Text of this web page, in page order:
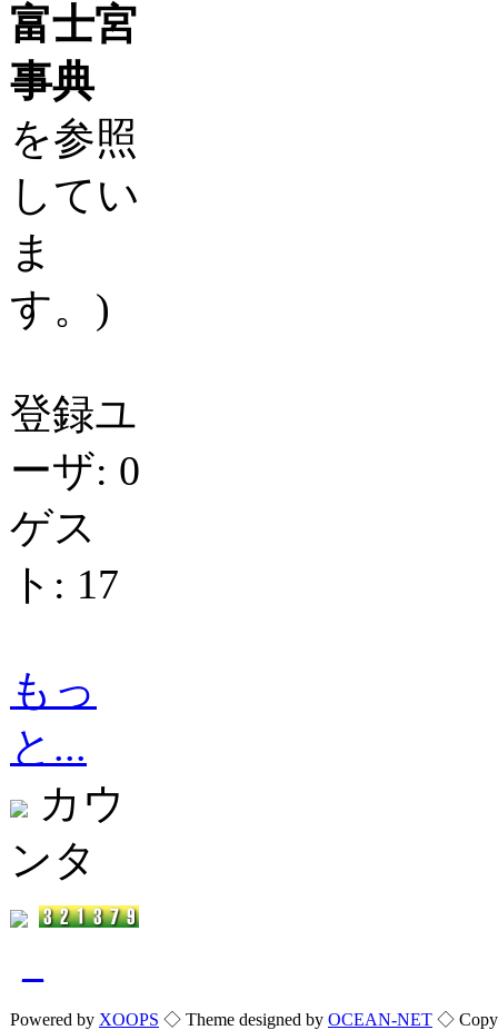
富士宮
事典
を参照
してい
ま
す。)
登録ユ
ーザ: 0
ゲス
ト: 17
もっ
と...
カウ
ンタ
Powered by XOOPS ◇ Theme designed by OCEAN-NET ◇